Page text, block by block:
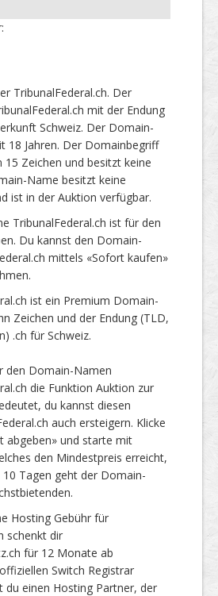
TribunalFederal.ch. Der
mit der Endung
Schweiz. Der Domain-
18 Jahren. Der Domainbegriff
15 Zeichen und besitzt keine
Name besitzt keine
ist in der Auktion verfügbar.
TribunalFederal.ch ist für den
Du kannst den Domain-
mittels «Sofort kaufen»
ist ein Premium Domain-
Zeichen und der Endung (TLD,
.ch für Schweiz.
den Domain-Namen
die Funktion Auktion zur
du kannst diesen
auch ersteigern. Klicke
abgeben» und starte mit
den Mindestpreis erreicht,
Tagen geht der Domain-
Hosting Gebühr für
schenkt dir
für 12 Monate ab
Switch Registrar
du einen Hosting Partner, der